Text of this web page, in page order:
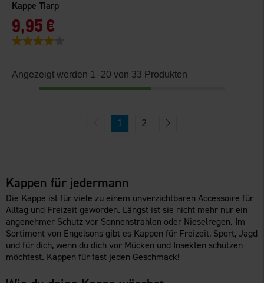
Kappe Tiarp
9,95 €
Bewertung:
Angezeigt werden 1–20 von 33 Produkten
1 2
Kappen für jedermann
Die Kappe ist für viele zu einem unverzichtbaren Accessoire für
Alltag und Freizeit geworden. Längst ist sie nicht mehr nur ein
angenehmer Schutz vor Sonnenstrahlen oder Nieselregen. Im
Sortiment von Engelsons gibt es Kappen für Freizeit, Sport, Jagd
und für dich, wenn du dich vor Mücken und Insekten schützen
möchtest. Kappen für fast jeden Geschmack!